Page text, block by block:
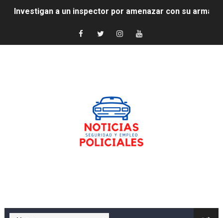
Investigan a un inspector por amenazar con su arma a
Antonio Alcántara, exvigilante y policía nacional en
Investigan a una funcionaria de prisiones y a un
Despiden a una guardia civil por “falta de
Interior refuerza la protección de personalidades con
Ver video - Enfrentamiento entre Daniel Esteve y